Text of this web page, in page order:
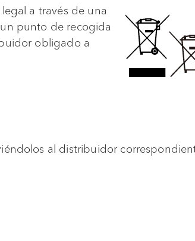
a través de una
punto de recogida
obligado a
al distribuidor